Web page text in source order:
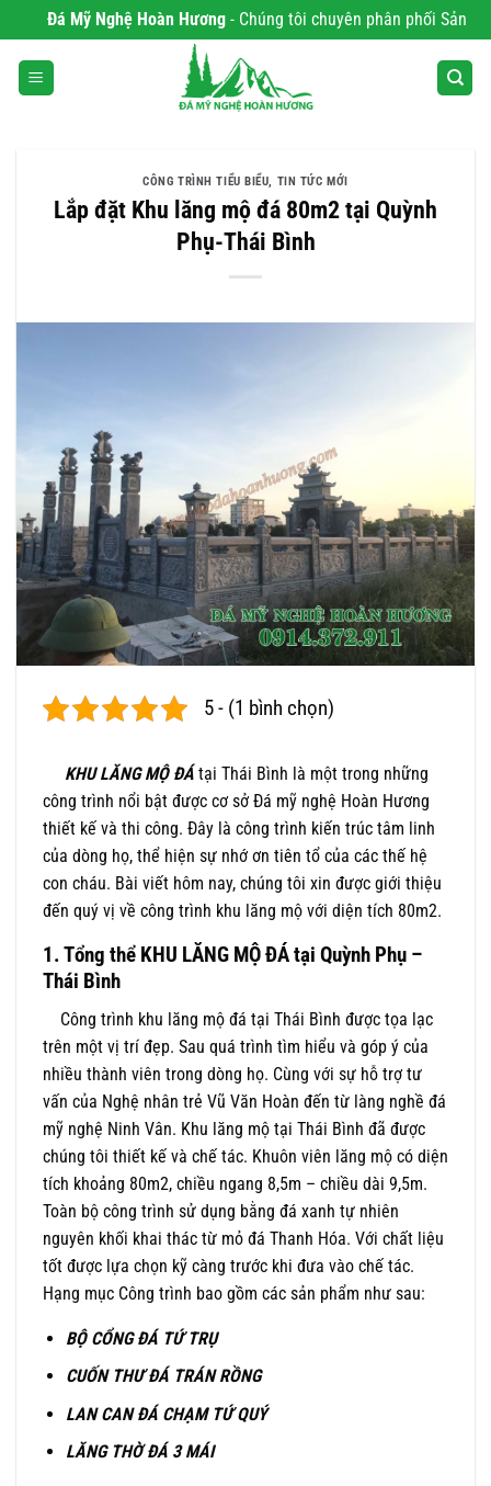
qua
nội
dung
Nghệ Hoàn Hương- Chúng tôi chuyên phân phối Sản phẩm chất
CÔNG TRÌNH TIỂU BIỂU, TIN TỨC MỚI
Lắp đặt Khu lăng mộ đá 80m2 tại Quỳnh
Phụ-Thái Bình
5 - (1 bình chọn)
KHU LĂNG MỘ ĐÁ tại Thái Bình là một trong những
công trình nổi bật được cơ sở Đá mỹ nghệ Hoàn Hương
thiết kế và thi công. Đây là công trình kiến trúc tâm linh
của dòng họ, thể hiện sự nhớ ơn tiên tổ của các thế hệ
con cháu. Bài viết hôm nay, chúng tôi xin được giới thiệu
đến quý vị về công trình khu lăng mộ với diện tích 80m2.
1. Tổng thể KHU LĂNG MỘ ĐÁ tại Quỳnh Phụ –
Thái Bình
Công trình khu lăng mộ đá tại Thái Bình được tọa lạc
trên một vị trí đẹp. Sau quá trình tìm hiểu và góp ý của
nhiều thành viên trong dòng họ. Cùng với sự hỗ trợ tư
vấn của Nghệ nhân trẻ Vũ Văn Hoàn đến từ làng nghề đá
mỹ nghệ Ninh Vân. Khu lăng mộ tại Thái Bình đã được
chúng tôi thiết kế và chế tác. Khuôn viên lăng mộ có diện
tích khoảng 80m2, chiều ngang 8,5m – chiều dài 9,5m.
Toàn bộ công trình sử dụng bằng đá xanh tự nhiên
nguyên khối khai thác từ mỏ đá Thanh Hóa. Với chất liệu
tốt được lựa chọn kỹ càng trước khi đưa vào chế tác.
Hạng mục Công trình bao gồm các sản phẩm như sau:
BỘ CỔNG ĐÁ TỨ TRỤ
CUỐN THƯ ĐÁ TRÁN RỒNG
LAN CAN ĐÁ CHẠM TỨ QUÝ
LĂNG THỜ ĐÁ 3 MÁI